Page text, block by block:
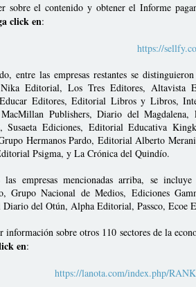
sobre el contenido y obtener el Informe
click en:
https://
entre las empresas restantes se
Editorial, Los Tres Editores, Altavista
Editores, Editorial Libros y Libros,
MacMillan Publishers, Diario del
Susaeta Ediciones, Editorial Educativa
Hermanos Pardo, Editorial Alberto
Psigma, y La Crónica del Quindío.
las empresas mencionadas arriba, se
Grupo Nacional de Medios, Ediciones
del Otún, Alpha Editorial, Passco, Ecoe
información sobre otros 110 sectores de la
en:
https://lanota.com/index.php/